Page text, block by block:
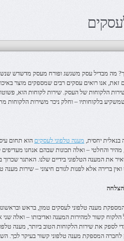
מה מבדיל עסק משגשג ופורח מעסק מדשדש
אנו רואים עסקים רבים שמספקים מוצר
הלקוחות של העסק. שירות לקוחות הוא,
בלקוחותיו – וחלק ניכר משירות הלקוחות
בנאלית יחסית, מענה טלפוני לעסקים הוא תחום
מהיר והחלטי – ואלה תכונות שבהם אנחנו
את המענה הטלפוני בידיים שלנו. האתגר שכרוך
ברירה אלא לפנות לגורם חיצוני – שירות מענה
המספקת מענה טלפוני לעסקים טמון, בראש
הלקוח קשור למהירות המענה ואדיבותו – ואלה
לספק את שירות הלקוחות הטוב ביותר, מענה
לחברה המספקת מענה טלפוני קשור בעיקר לכך.